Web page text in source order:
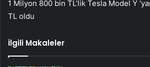
1 Milyon 800 bin TL’lik Tesla Model Y
TL oldu
İlgili Makaleler